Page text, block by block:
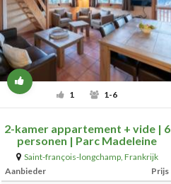
1 1-6
2-kamer appartement + vide | 6
personen | Parc Madeleine
Saint-françois-longchamp, Frankrijk
Aanbieder
Prijs